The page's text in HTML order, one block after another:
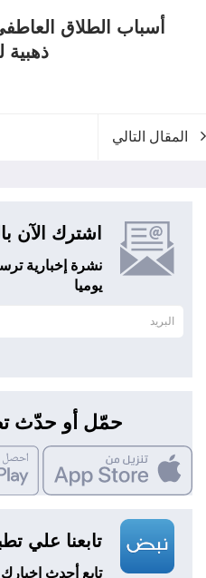
أسباب الطلاق
ذهبية
المقال التالي
اشترك الآن
نشرة إخبارية
يوميا
حمّل أو حدّث
تابعنا علي
تابع أحدث